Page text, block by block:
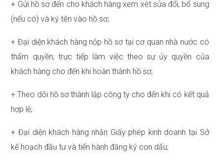
+ Gửi hồ sơ đến cho khách hàng xem xét sửa đổi, bổ sung
(nếu có) và ký tên vào hồ sơ;
+ Đại diện khách hàng nộp hồ sơ tại cơ quan nhà nước có
thẩm quyền; trực tiếp làm việc theo sự ủy quyền của
khách hàng cho đến khi hoàn thành hồ sơ;
+ Theo dõi hồ sơ thành lập công ty cho đến khi có kết quả
hợp lệ;
+ Đại diện khách hàng nhận Giấy phép kinh doanh tại Sở
kế hoạch đầu tư và tiến hành đăng ký con dấu;